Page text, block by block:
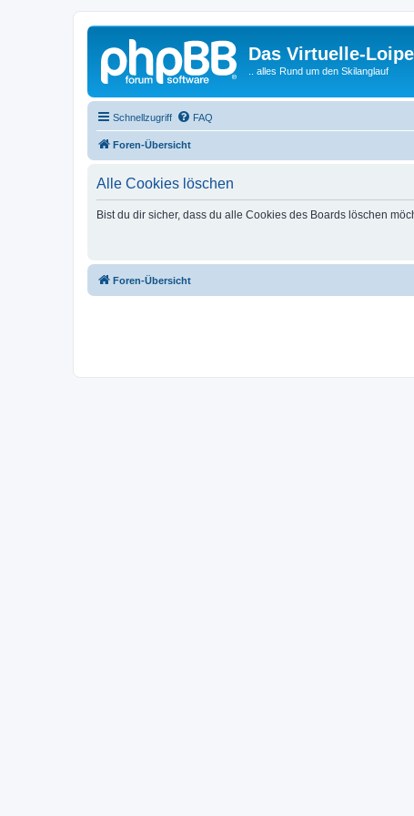
Das Virtuelle-
.. alles Rund um den Skilanglauf
Schnellzugriff FAQ
Foren-Übersicht
Alle Cookies löschen
Bist du dir sicher, dass du alle Cookies des Boards löschen
Foren-Übersicht